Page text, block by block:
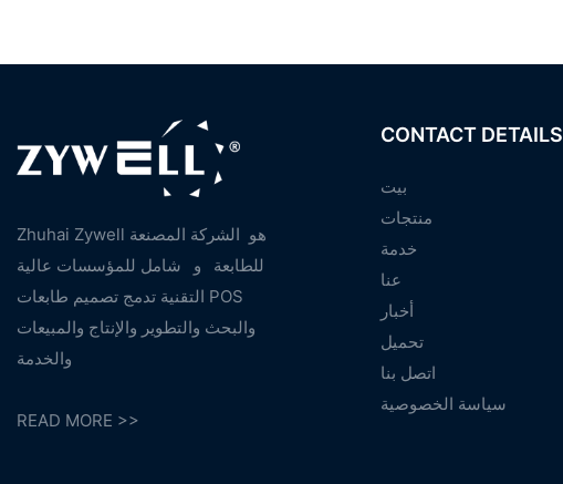
Zhuhai Zywell هو الشركة المصنعة
للطابعة
و
شامل للمؤسسات عالية
التقنية تدمج تصميم طابعات POS
والبحث والتطوير والإنتاج والمبيعات
READ MORE >>
CONTACT DETAILS
بيت
منتجات
خدمة
عنا
أخبار
تحميل
اتصل بنا
سياسة الخصوصية